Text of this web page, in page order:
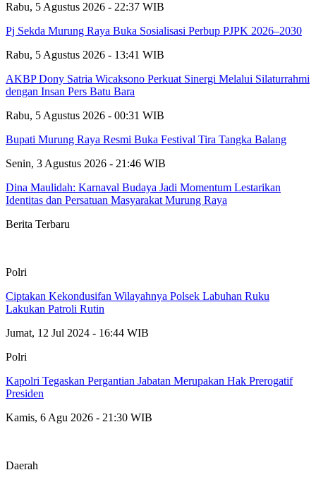
Rabu, 5 Agustus 2026 - 22:37 WIB
Pj Sekda Murung Raya Buka Sosialisasi Perbup PJPK 2026–2030
Rabu, 5 Agustus 2026 - 13:41 WIB
AKBP Dony Satria Wicaksono Perkuat Sinergi Melalui Silaturrahmi
dengan Insan Pers Batu Bara
Rabu, 5 Agustus 2026 - 00:31 WIB
Bupati Murung Raya Resmi Buka Festival Tira Tangka Balang
Senin, 3 Agustus 2026 - 21:46 WIB
Dina Maulidah: Karnaval Budaya Jadi Momentum Lestarikan
Identitas dan Persatuan Masyarakat Murung Raya
Berita Terbaru
Polri
Ciptakan Kekondusifan Wilayahnya Polsek Labuhan Ruku
Lakukan Patroli Rutin
Jumat, 12 Jul 2024 - 16:44 WIB
Polri
Kapolri Tegaskan Pergantian Jabatan Merupakan Hak Prerogatif
Presiden
Kamis, 6 Agu 2026 - 21:30 WIB
Daerah